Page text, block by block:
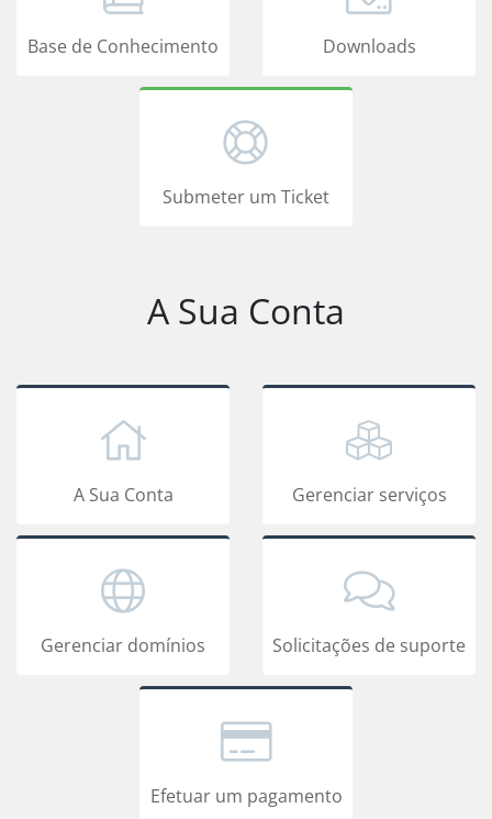
Base de Conhecimento Downloads
Submeter um Ticket
A Sua Conta
A Sua Conta Gerenciar serviços
Gerenciar domínios Solicitações de suporte
Efetuar um pagamento